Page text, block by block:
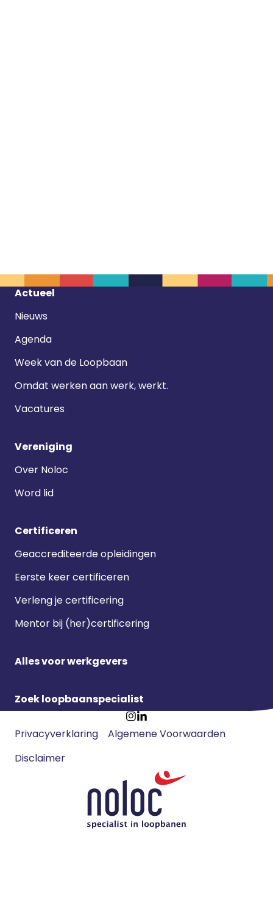
Footer
Actueel
Nieuws
Agenda
Week van de Loopbaan
Omdat werken aan werk, werkt.
Vacatures
Vereniging
Over Noloc
Word lid
Certificeren
Geaccrediteerde opleidingen
Eerste keer certificeren
Verleng je certificering
Mentor bij (her)certificering
Alles voor werkgevers
Zoek loopbaanspecialist
GaGa
Footer
navigatie
Privacyverklaring
Algemene Voorwaarden
Disclaimer